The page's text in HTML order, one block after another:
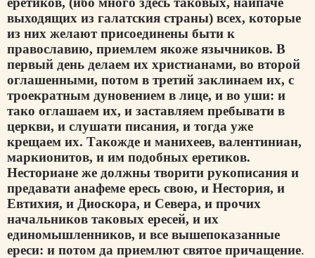
выходящих из галатския страны) всех, которые
из них желают присоединены быти к
православию, приемлем якоже язычников. В
первый день делаем их христианами, во второй
оглашенными, потом в третий заклинаем их, с
троекратным дуновением в лице, и во уши: и
тако оглашаем их, и заставляем пребывати в
церкви, и слушати писания, и тогда уже
крещаем их. Такожде и манихеев, валентиниан,
маркионитов, и им подобных еретиков.
Несториане же должны творити рукописания и
предавати анафеме ересь свою, и Нестория, и
Евтихия, и Диоскора, и Севера, и прочих
начальников таковых epeсей, и их
единомышленников, и все вышепоказанные
ереси: и потом да приемлют святое причащение.